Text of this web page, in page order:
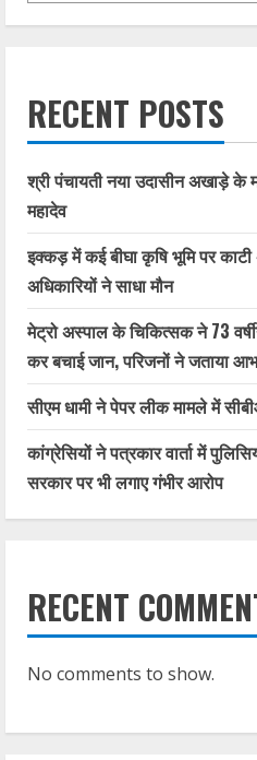
RECENT POSTS
श्री पंचायती नया उदासीन अखाड़े
महादेव
इक्कड़ में कई बीघा कृषि भूमि पर काटी
अधिकारियों ने साधा मौन
मेट्रो अस्पाल के चिकित्सक ने 73
कर बचाई जान, परिजनों ने जताया
सीएम धामी ने पेपर लीक मामले में
कांग्रेसियों ने पत्रकार वार्ता में
सरकार पर भी लगाए गंभीर आरोप
RECENT
No comments to show.